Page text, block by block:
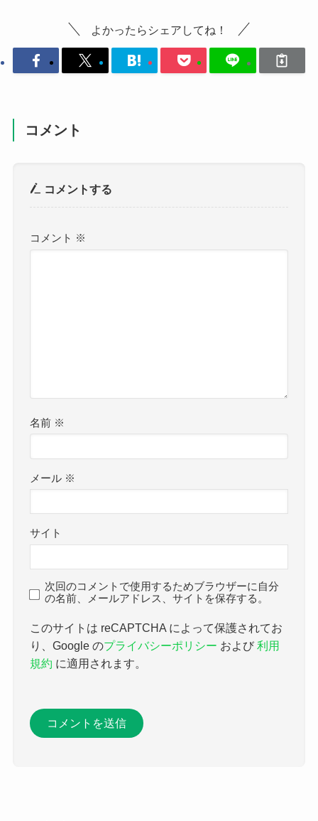
よかったらシェアしてね！
コメント
コメントする
コメント ※
名前 ※
メール ※
サイト
次回のコメントで使用するためブラウザーに自分
の名前、メールアドレス、サイトを保存する。
このサイトは reCAPTCHA によって保護されてお
り、Google のプライバシーポリシー および利用
規約 に適用されます。